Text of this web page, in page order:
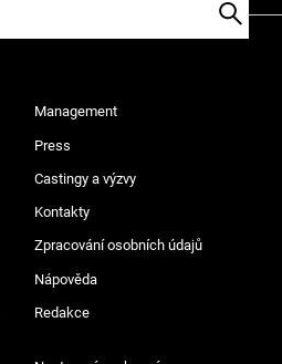
Management
Press
Castingy a výzvy
Kontakty
Zpracování osobních údajů
Nápověda
Redakce